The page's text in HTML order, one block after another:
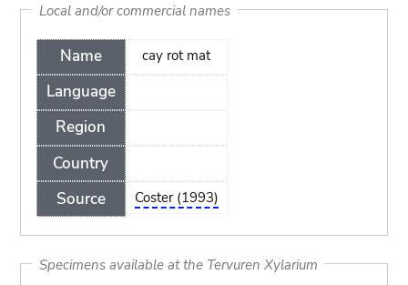
Local and/or commercial names
Name
Language
Region
Country
Source
cay rot mat
Coster (1993)
Specimens available at the Tervuren Xylarium